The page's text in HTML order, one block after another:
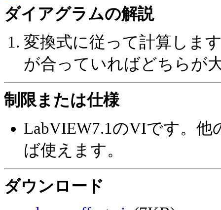
ダイアグラムの解説
変換式に従って計算しま
が合っていればどちらが
制限または仕様
LabVIEW7.1のVIです。
ば使えます。
ダウンロード